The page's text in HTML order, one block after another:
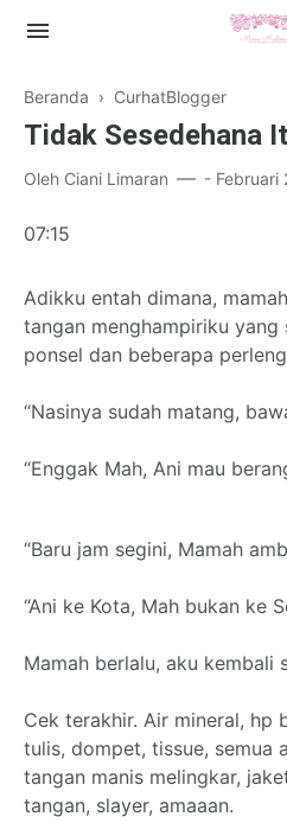
Islamic Lifestyle
Health
Beranda › CurhatBlogger
Tidak Sesedehana
Oleh Ciani Limaran - Februari
07:15
Adikku entah dimana,
tangan menghampiriku yang
ponsel dan beberapa
“Nasinya sudah matang,
“Enggak Mah, Ani mau
“Baru jam segini, Mamah
“Ani ke Kota, Mah bukan ke
Mamah berlalu, aku kembali
Cek terakhir. Air mineral, hp
tulis, dompet, tissue, semua
tangan manis melingkar,
tangan, slayer, amaaan.